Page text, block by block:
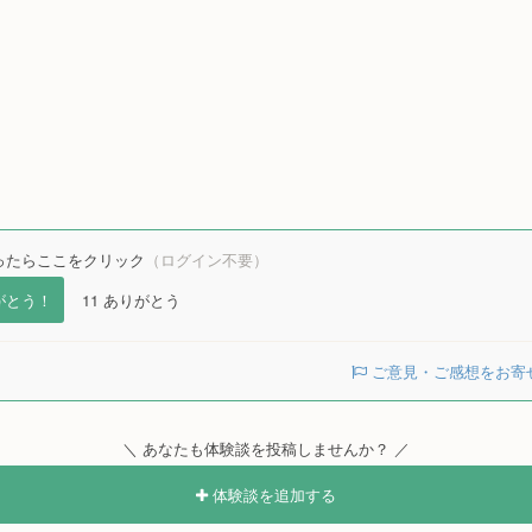
らここをクリック （ログイン不要）
う！
11 ありがとう
ご意見・ご感想をお寄
＼ あなたも体験談を投稿しませんか？ ／
体験談を追加する